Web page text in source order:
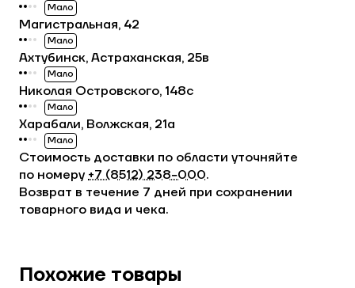
Стоимость доставки по области уточняйте
по номеру +7 (8512) 238−000.
Возврат в течение 7 дней при сохранении
товарного вида и чека.
Мало
Магистральная, 42
Мало
Ахтубинск, Астраханская, 25в
Мало
Николая Островского, 148с
Мало
Харабали, Волжская, 21а
Мало
Похожие товары